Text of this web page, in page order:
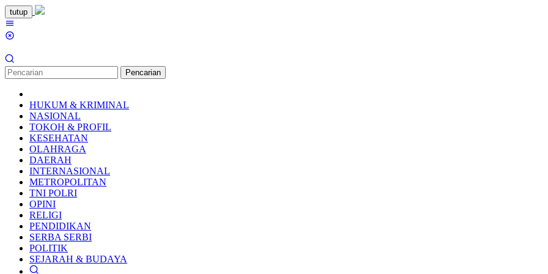
Loncat
ke
konten
tutup
Pencarian
HUKUM & KRIMINAL
NASIONAL
TOKOH & PROFIL
KESEHATAN
OLAHRAGA
DAERAH
INTERNASIONAL
METROPOLITAN
TNI POLRI
OPINI
RELIGI
PENDIDIKAN
SERBA SERBI
POLITIK
SEJARAH & BUDAYA